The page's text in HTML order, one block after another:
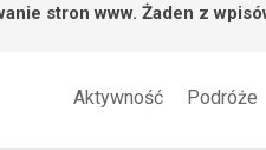
stron www. Żaden z
Aktywność Podróże